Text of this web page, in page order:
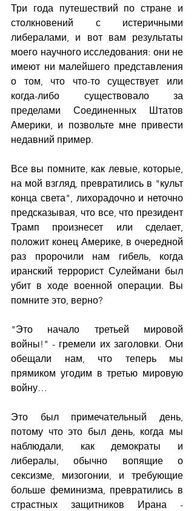
Три года путешествий по стране и
столкновений с истеричными
либералами, и вот вам результаты
моего научного исследования: они не
имеют ни малейшего представления
о том, что что-то существует или
когда-либо существовало за
пределами Соединенных Штатов
Америки, и позвольте мне привести
недавний пример.
Все вы помните, как левые, которые,
на мой взгляд, превратились в "культ
конца света", лихорадочно и неточно
предсказывая, что все, что президент
Трамп произнесет или сделает,
положит конец Америке, в очередной
раз пророчили нам гибель, когда
иранский террорист Сулеймани был
убит в ходе военной операции. Вы
помните это, верно?
"Это начало третьей мировой
войны!" - гремели их заголовки. Они
обещали нам, что теперь мы
прямиком угодим в третью мировую
войну…
Это был примечательный день,
потому что это был день, когда мы
наблюдали, как демократы и
либералы, обычно вопящие о
сексизме, мизогонии, и требующие
больше феминизма, превратились в
страстных защитников Ирана -